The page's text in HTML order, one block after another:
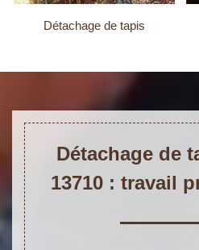
Détachage de tapis
Détachage de
13710 : travail